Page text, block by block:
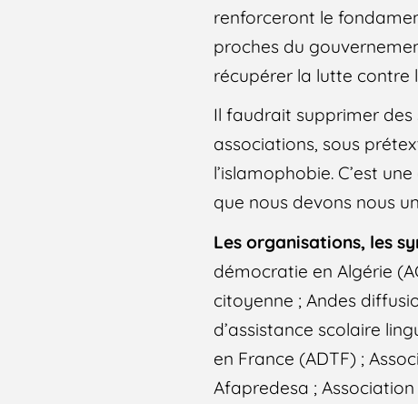
renforceront le
proches du
récupérer la lutte contre
Il faudrait supprimer des
associations, sous
l’islamophobie. C’est
que nous devons nous
Les organisations, les
démocratie en Algérie
citoyenne ; Andes
d’assistance scolaire
en France (ADTF) ;
Afapredesa ;